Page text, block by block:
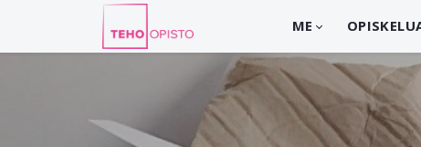
ME